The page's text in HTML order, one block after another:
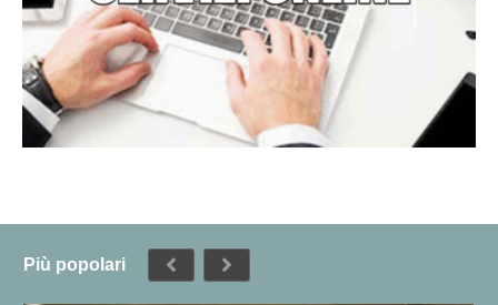
Più popolari